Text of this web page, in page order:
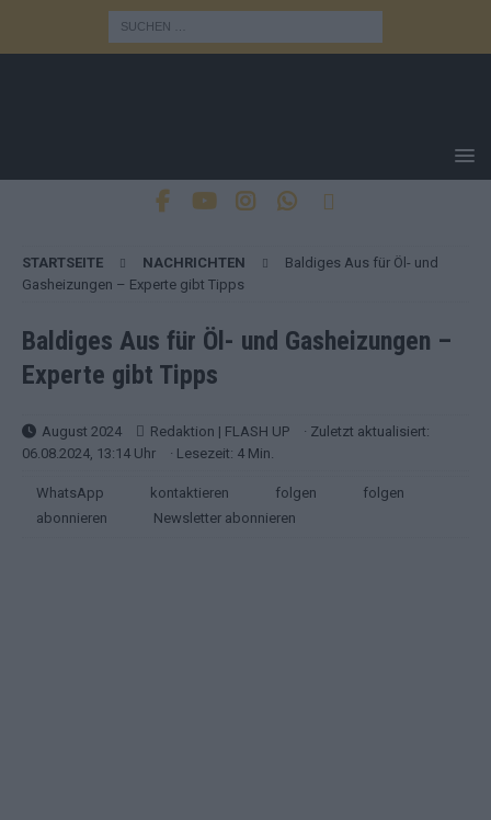
STARTSEITE NACHRICHTEN
Baldiges Aus für Öl- und
Gasheizungen – Experte gibt Tipps
Baldiges Aus für Öl- und Gasheizungen –
Experte gibt Tipps
August 2024 Redaktion | FLASH UP
· Zuletzt aktualisiert:
06.08.2024, 13:14 Uhr
· Lesezeit: 4 Min.
WhatsApp kontaktieren folgen
folgen
abonnieren
Newsletter abonnieren